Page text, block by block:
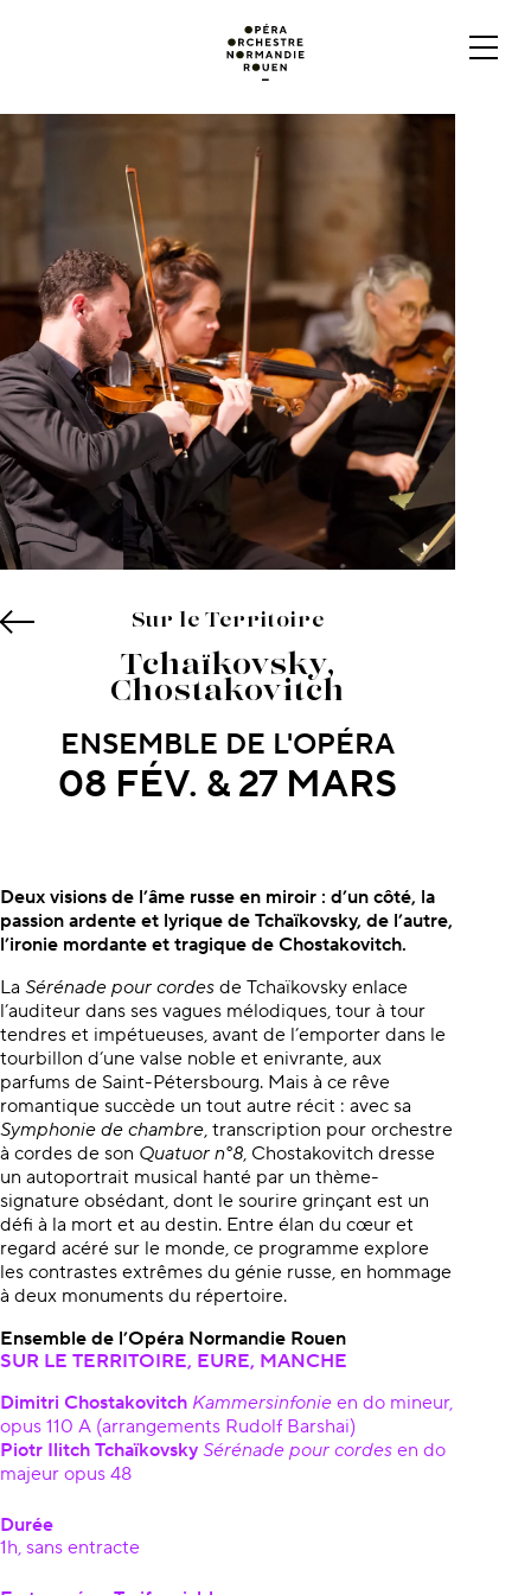
Sur le Territoire
Tchaïkovsky,
Chostakovitch
ENSEMBLE DE L'OPÉRA
08 FÉV. & 27 MARS
À propos du concert
Deux visions de l’âme russe en miroir : d’un côté, la
passion ardente et lyrique de Tchaïkovsky, de l’autre,
l’ironie mordante et tragique de Chostakovitch.
La Sérénade pour cordes de Tchaïkovsky enlace
l’auditeur dans ses vagues mélodiques, tour à tour
tendres et impétueuses, avant de l’emporter dans le
tourbillon d’une valse noble et enivrante, aux
parfums de Saint-Pétersbourg. Mais à ce rêve
romantique succède un tout autre récit : avec sa
Symphonie de chambre, transcription pour orchestre
à cordes de son Quatuor n°8, Chostakovitch dresse
un autoportrait musical hanté par un thème-
signature obsédant, dont le sourire grinçant est un
défi à la mort et au destin. Entre élan du cœur et
regard acéré sur le monde, ce programme explore
les contrastes extrêmes du génie russe, en hommage
à deux monuments du répertoire.
Ensemble de l’Opéra Normandie Rouen
SUR LE TERRITOIRE, EURE, MANCHE
Dimitri Chostakovitch Kammersinfonie en do mineur,
opus 110 A (arrangements Rudolf Barshai)
Piotr Ilitch Tchaïkovsky Sérénade pour cordes en do
majeur opus 48
Durée
1h, sans entracte